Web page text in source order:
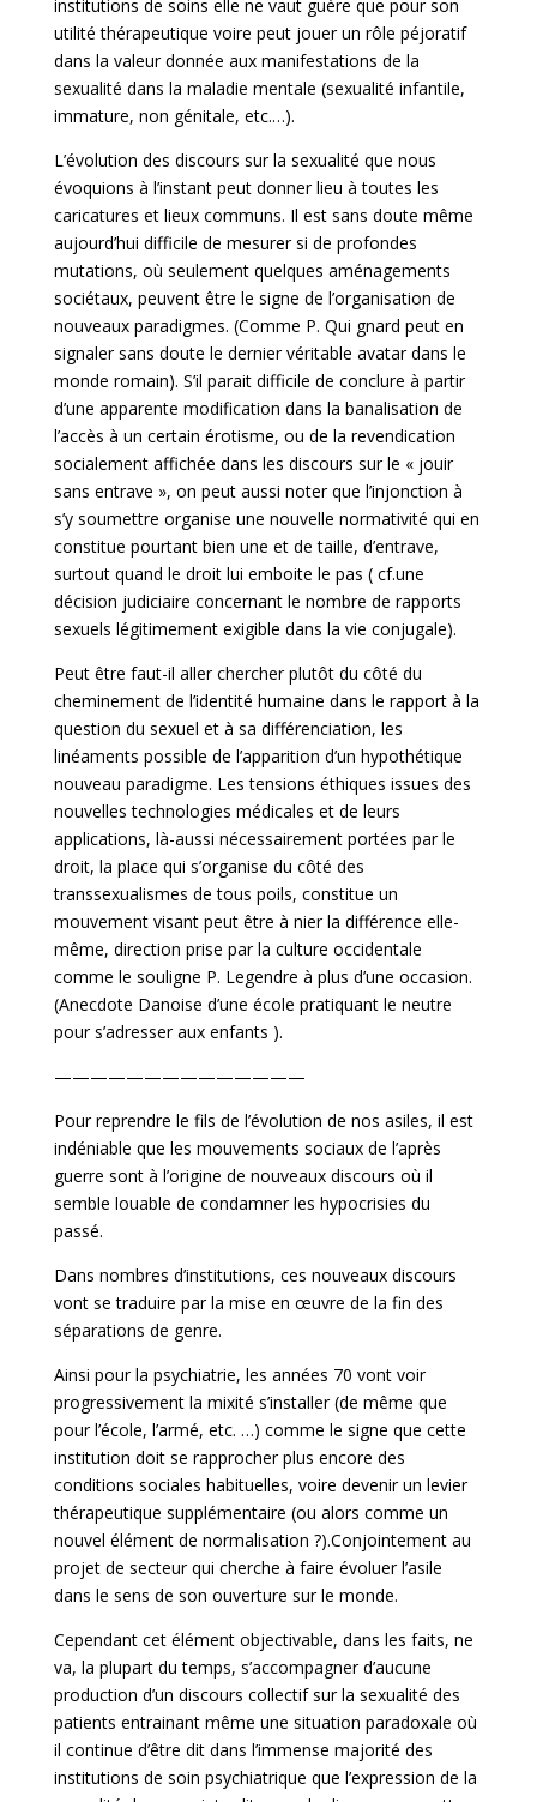
institutions de soins elle ne vaut guère que pour son
utilité thérapeutique voire peut jouer un rôle péjoratif
dans la valeur donnée aux manifestations de la
sexualité dans la maladie mentale (sexualité infantile,
immature, non génitale, etc.…).
L’évolution des discours sur la sexualité que nous
évoquions à l’instant peut donner lieu à toutes les
caricatures et lieux communs. Il est sans doute même
aujourd’hui difficile de mesurer si de profondes
mutations, où seulement quelques aménagements
sociétaux, peuvent être le signe de l’organisation de
nouveaux paradigmes. (Comme P. Qui gnard peut en
signaler sans doute le dernier véritable avatar dans le
monde romain). S’il parait difficile de conclure à partir
d’une apparente modification dans la banalisation de
l’accès à un certain érotisme, ou de la revendication
socialement affichée dans les discours sur le « jouir
sans entrave », on peut aussi noter que l’injonction à
s’y soumettre organise une nouvelle normativité qui en
constitue pourtant bien une et de taille, d’entrave,
surtout quand le droit lui emboite le pas ( cf.une
décision judiciaire concernant le nombre de rapports
sexuels légitimement exigible dans la vie conjugale).
Peut être faut-il aller chercher plutôt du côté du
cheminement de l’identité humaine dans le rapport à la
question du sexuel et à sa différenciation, les
linéaments possible de l’apparition d’un hypothétique
nouveau paradigme. Les tensions éthiques issues des
nouvelles technologies médicales et de leurs
applications, là-aussi nécessairement portées par le
droit, la place qui s’organise du côté des
transsexualismes de tous poils, constitue un
mouvement visant peut être à nier la différence elle-
même, direction prise par la culture occidentale
comme le souligne P. Legendre à plus d’une occasion.
(Anecdote Danoise d’une école pratiquant le neutre
pour s’adresser aux enfants ).
——————————————
Pour reprendre le fils de l’évolution de nos asiles, il est
indéniable que les mouvements sociaux de l’après
guerre sont à l’origine de nouveaux discours où il
semble louable de condamner les hypocrisies du
passé.
Dans nombres d’institutions, ces nouveaux discours
vont se traduire par la mise en œuvre de la fin des
séparations de genre.
Ainsi pour la psychiatrie, les années 70 vont voir
progressivement la mixité s’installer (de même que
pour l’école, l’armé, etc. …) comme le signe que cette
institution doit se rapprocher plus encore des
conditions sociales habituelles, voire devenir un levier
thérapeutique supplémentaire (ou alors comme un
nouvel élément de normalisation ?).Conjointement au
projet de secteur qui cherche à faire évoluer l’asile
dans le sens de son ouverture sur le monde.
Cependant cet élément objectivable, dans les faits, ne
va, la plupart du temps, s’accompagner d’aucune
production d’un discours collectif sur la sexualité des
patients entrainant même une situation paradoxale où
il continue d’être dit dans l’immense majorité des
institutions de soin psychiatrique que l’expression de la